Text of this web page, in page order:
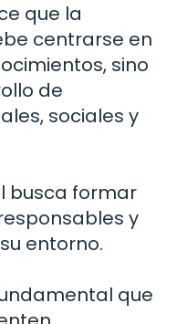
que la
centrarse en
sino
de
sociales y
busca formar
y
entorno.
que